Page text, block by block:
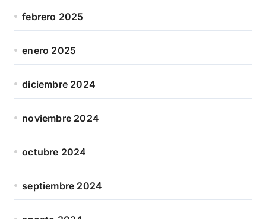
febrero 2025
enero 2025
diciembre 2024
noviembre 2024
octubre 2024
septiembre 2024